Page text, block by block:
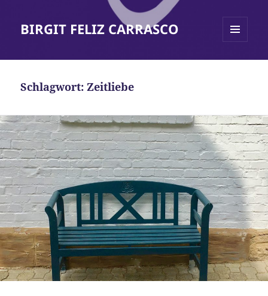
BIRGIT FELIZ CARRASCO
Schlagwort:Zeitliebe